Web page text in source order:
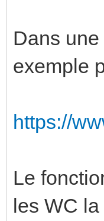
Dans
exemple
https://
Le
les WC